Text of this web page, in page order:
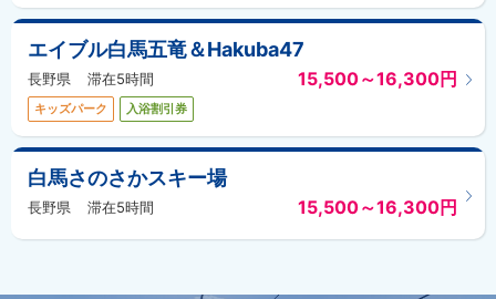
エイブル白馬五竜＆Hakuba47
長野県 滞在5時間 15,500～16,300円
キッズパーク 入浴割引券
白馬さのさかスキー場
長野県 滞在5時間 15,500～16,300円